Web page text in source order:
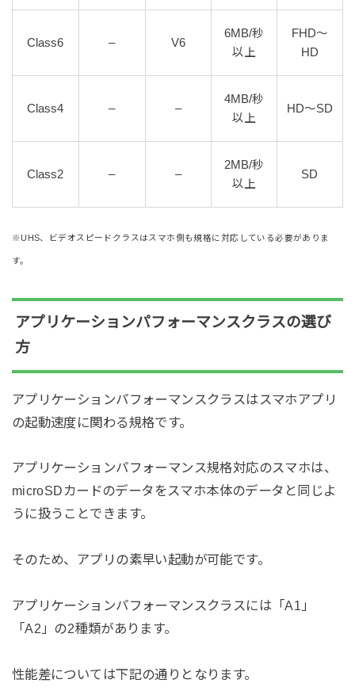
Class6 – V6
6MB/秒
以上
FHD～
HD
Class4 – –
4MB/秒
以上
HD～SD
Class2 – –
2MB/秒
以上
SD
※UHS、ビデオスピードクラスはスマホ側も規格に対応している必要がありま
す。
アプリケーションパフォーマンスクラスの選び
方
アプリケーションパフォーマンスクラスはスマホアプリ
の起動速度に関わる規格です。
アプリケーションパフォーマンス規格対応のスマホは、
microSDカードのデータをスマホ本体のデータと同じよ
うに扱うことできます。
そのため、アプリの素早い起動が可能です。
アプリケーションパフォーマンスクラスには「A1」
「A2」の2種類があります。
性能差については下記の通りとなります。